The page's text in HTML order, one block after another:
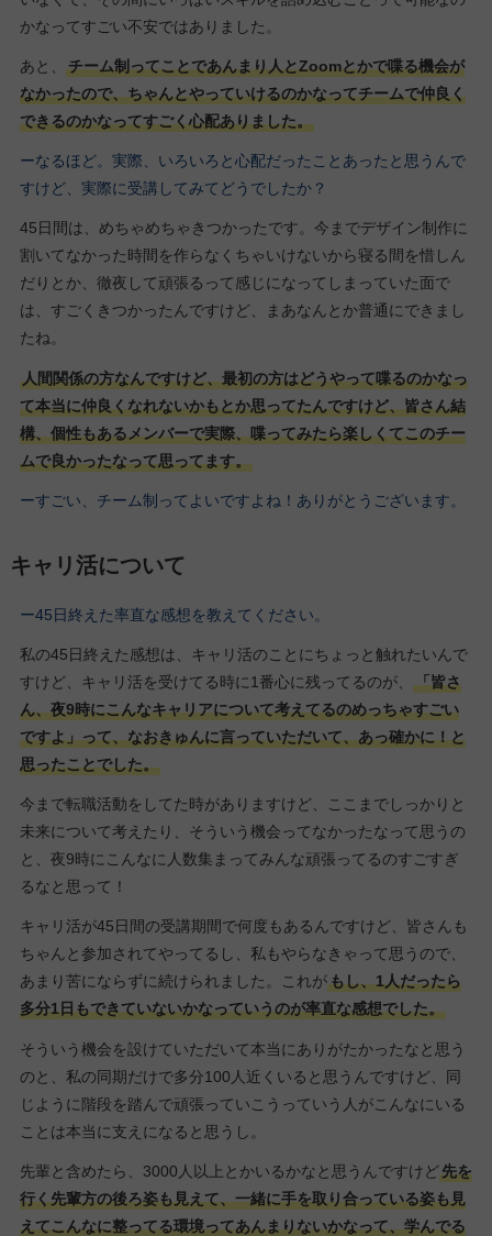
かなってすごい不安ではありました。
あと、
チーム制ってことであんまり人とZoomとかで喋る機会が
なかったので、ちゃんとやっていけるのかなってチームで仲良く
できるのかなってすごく心配ありました。
ーなるほど。実際、いろいろと心配だったことあったと思うんで
すけど、実際に受講してみてどうでしたか？
45日間は、めちゃめちゃきつかったです。今までデザイン制作に
割いてなかった時間を作らなくちゃいけないから寝る間を惜しん
だりとか、徹夜して頑張るって感じになってしまっていた面で
は、すごくきつかったんですけど、まあなんとか普通にできまし
たね。
人間関係の方なんですけど、最初の方はどうやって喋るのかなっ
て本当に仲良くなれないかもとか思ってたんですけど、皆さん結
構、個性もあるメンバーで実際、喋ってみたら楽しくてこのチー
ムで良かったなって思ってます。
ーすごい、チーム制ってよいですよね！ありがとうございます。
キャリ活について
ー45日終えた率直な感想を教えてください。
私の45日終えた感想は、キャリ活のことにちょっと触れたいんで
すけど、キャリ活を受けてる時に1番心に残ってるのが、
「皆さ
ん、夜9時にこんなキャリアについて考えてるのめっちゃすごい
ですよ」って、なおきゅんに言っていただいて、あっ確かに！と
思ったことでした。
今まで転職活動をしてた時がありますけど、ここまでしっかりと
未来について考えたり、そういう機会ってなかったなって思うの
と、夜9時にこんなに人数集まってみんな頑張ってるのすごすぎ
るなと思って！
キャリ活が45日間の受講期間で何度もあるんですけど、皆さんも
ちゃんと参加されてやってるし、私もやらなきゃって思うので、
あまり苦にならずに続けられました。これがもし、1人だったら
多分1日もできていないかなっていうのが率直な感想でした。
そういう機会を設けていただいて本当にありがたかったなと思う
のと、私の同期だけで多分100人近くいると思うんですけど、同
じように階段を踏んで頑張っていこうっていう人がこんなにいる
ことは本当に支えになると思うし。
先輩と含めたら、3000人以上とかいるかなと思うんですけど先を
行く先輩方の後ろ姿も見えて、一緒に手を取り合っている姿も見
えてこんなに整ってる環境ってあんまりないかなって、学んでる